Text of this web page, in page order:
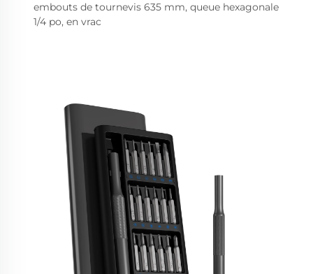
embouts de tournevis 635 mm, queue hexagonale
1/4 po, en vrac